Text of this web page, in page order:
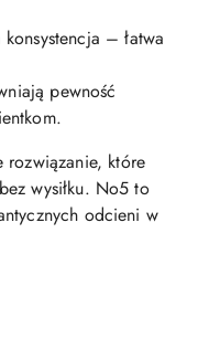
– łatwa
pewność
które
wysiłku. No5 to
odcieni w